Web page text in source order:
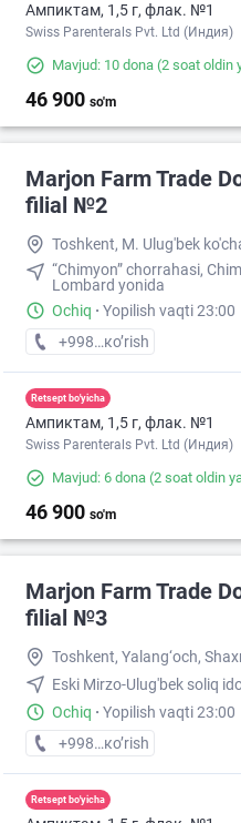
Ампиктам, 1,5 г, флак. №1
Swiss Parenterals Pvt. Ltd (Индия)
Mavjud: 10 dona (2 soat oldin
46 900 so'm
Marjon Farm Trade
filial №2
Toshkent, M. Ulug'bek
“Chimyon” chorrahasi,
Lombard yonida
Ochiq · Yopilish vaqti 23:00
+998 (71) XXX-XX-XX
кo’rish
Retsept bo'yicha
Ампиктам, 1,5 г, флак. №1
Swiss Parenterals Pvt. Ltd (Индия)
Mavjud: 6 dona (2 soat oldin
46 900 so'm
Marjon Farm Trade
filial №3
Toshkent, Yalang‘och,
Eski Mirzo-Ulug'bek soliq
Ochiq · Yopilish vaqti 23:00
+998 (99) XXX-XX-XX
кo’rish
Retsept bo'yicha